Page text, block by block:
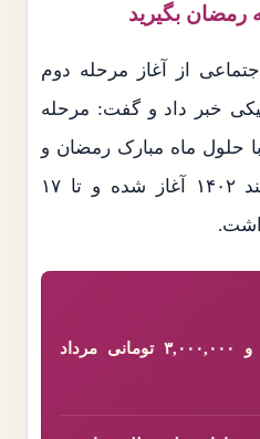
رمضان بگیرید
از آغاز مرحله دوم
خبر داد و گفت: مرحله
حلول ماه مبارک رمضان و
عید نوروز از تاریخ ۱۷ اسفند ۱۴۰۲ آغاز شده و تا ۱۷
یارانه معیشتی ۵,۴۰۰,۰۰۰ و ۳,۰۰۰,۰۰۰ تومانی مرداد